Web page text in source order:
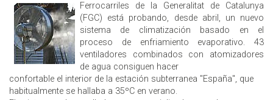
Ferrocarriles de la Generalitat de Catalunya
(FGC) está probando, desde abril, un nuevo
sistema de climatización basado en el
proceso de enfriamiento evaporativo. 43
ventiladores combinados con atomizadores
de agua consiguen hacer
confortable el interior de la estación subterranea "España", que
habitualmente se hallaba a 35ºC en verano.